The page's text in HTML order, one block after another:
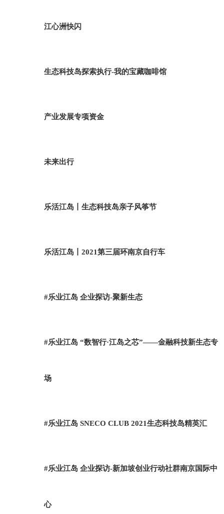
江心洲快闪
生态科技岛探索执行-我的宝藏咖啡馆
产业发展专项资金
未来出行
乐活江岛丨生态科技岛亲子风筝节
乐活江岛丨2021第三届环南京自行车
#乐业江岛 企业探访-聚新生态
#乐业江岛 “数智行·江岛之芯”——金融科技新生态专
场
#乐业江岛 SNECO CLUB 2021生态科技岛精英汇
#乐业江岛 企业探访-新加坡创业行动社群南京国际中
心